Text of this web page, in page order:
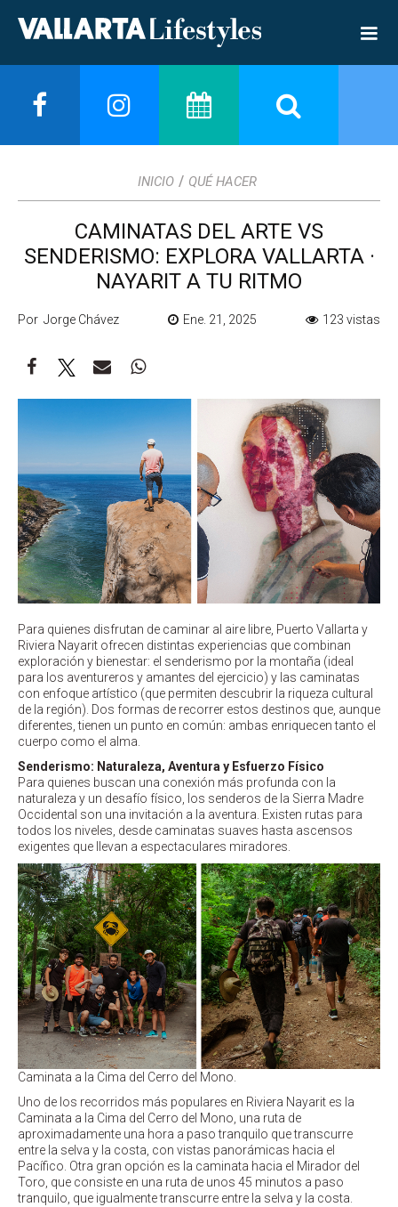
INICIO / QUÉ HACER
CAMINATAS DEL ARTE VS
SENDERISMO: EXPLORA VALLARTA ·
NAYARIT A TU RITMO
Por Jorge Chávez Ene. 21, 2025 123 vistas
Para quienes disfrutan de caminar al aire libre, Puerto Vallarta y
Riviera Nayarit ofrecen distintas experiencias que combinan
exploración y bienestar: el senderismo por la montaña (ideal
para los aventureros y amantes del ejercicio) y las caminatas
con enfoque artístico (que permiten descubrir la riqueza cultural
de la región). Dos formas de recorrer estos destinos que, aunque
diferentes, tienen un punto en común: ambas enriquecen tanto el
cuerpo como el alma.
Senderismo: Naturaleza, Aventura y Esfuerzo Físico
Para quienes buscan una conexión más profunda con la
naturaleza y un desafío físico, los senderos de la Sierra Madre
Occidental son una invitación a la aventura. Existen rutas para
todos los niveles, desde caminatas suaves hasta ascensos
exigentes que llevan a espectaculares miradores.
Caminata a la Cima del Cerro del Mono.
Uno de los recorridos más populares en Riviera Nayarit es la
Caminata a la Cima del Cerro del Mono, una ruta de
aproximadamente una hora a paso tranquilo que transcurre
entre la selva y la costa, con vistas panorámicas hacia el
Pacífico. Otra gran opción es la caminata hacia el Mirador del
Toro, que consiste en una ruta de unos 45 minutos a paso
tranquilo, que igualmente transcurre entre la selva y la costa.